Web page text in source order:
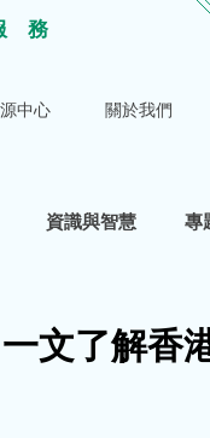
務
中心 關於我們
資識與智慧 專
文了解香